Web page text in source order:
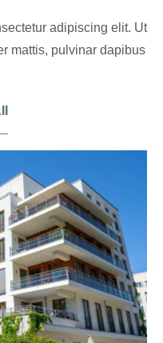
adipiscing elit. Ut
mattis, pulvinar dapibus